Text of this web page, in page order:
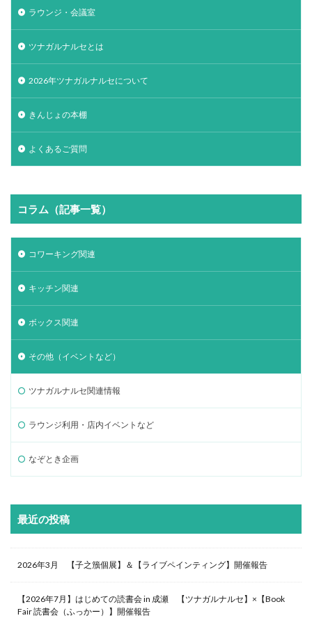
ラウンジ・会議室
ツナガルナルセとは
2026年ツナガルナルセについて
きんじょの本棚
よくあるご質問
コラム（記事一覧）
コワーキング関連
キッチン関連
ボックス関連
その他（イベントなど）
ツナガルナルセ関連情報
ラウンジ利用・店内イベントなど
なぞとき企画
最近の投稿
2026年3月 【子之籏個展】＆【ライブペインティング】開催報告
【2026年7月】はじめての読書会 in 成瀬 【ツナガルナルセ】×【Book
Fair 読書会（ふっかー）】開催報告